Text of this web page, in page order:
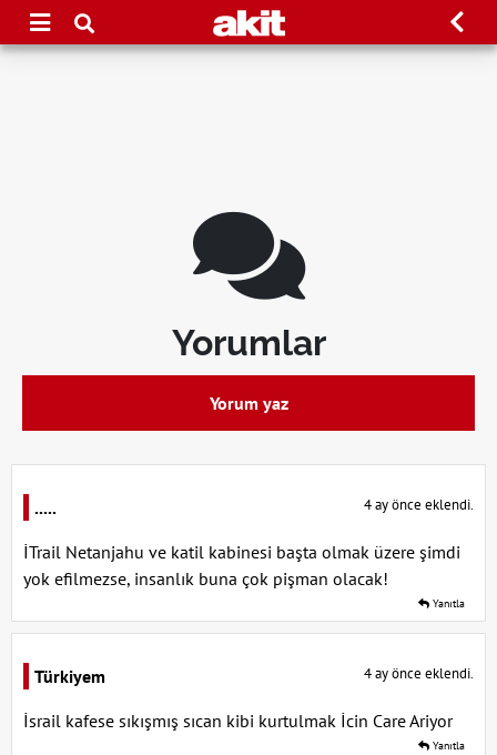
Yorumlar
Yorum yaz
..... 4 ay önce eklendi.
İTrail Netanjahu ve katil kabinesi başta olmak üzere şimdi
yok efilmezse, insanlık buna çok pişman olacak!
Yanıtla
Türkiyem 4 ay önce eklendi.
İsrail kafese sıkışmış sıcan kibi kurtulmak İcin Care Ariyor
Yanıtla